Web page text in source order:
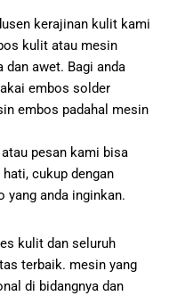
kerajinan kulit kami
kulit atau mesin
awet. Bagi anda
embos solder
embos padahal mesin
pesan kami bisa
cukup dengan
yang anda inginkan.
kulit dan seluruh
terbaik. mesin yang
di bidangnya dan